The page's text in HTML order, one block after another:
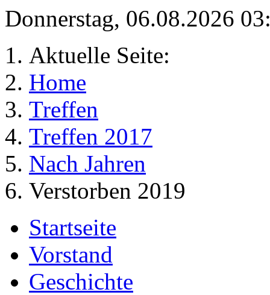
Donnerstag, 06.08.2026
Aktuelle Seite:
Home
Treffen
Treffen 2017
Nach Jahren
Verstorben 2019
Startseite
Vorstand
Geschichte